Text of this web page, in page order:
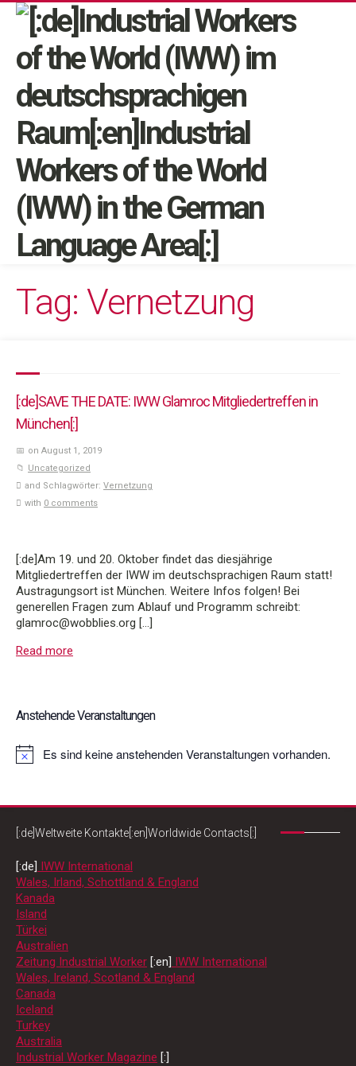
Tag: Vernetzung
[:de]SAVE THE DATE: IWW Glamroc Mitgliedertreffen in
München[:]
on August 1, 2019
Uncategorized
and Schlagwörter: Vernetzung
with 0 comments
[:de]Am 19. und 20. Oktober findet das diesjährige
Mitgliedertreffen der IWW im deutschsprachigen Raum statt!
Austragungsort ist München. Weitere Infos folgen! Bei
generellen Fragen zum Ablauf und Programm schreibt:
glamroc@wobblies.org […]
Read more
Anstehende Veranstaltungen
HinweisEs sind keine anstehenden Veranstaltungen vorhanden.
[:de]Weltweite Kontakte[:en]Worldwide Contacts[:]
[:de] IWW International
Wales, Irland, Schottland & England
Kanada
Island
Türkei
Australien
Zeitung Industrial Worker [:en] IWW International
Wales, Ireland, Scotland & England
Canada
Iceland
Turkey
Australia
Industrial Worker Magazine [:]